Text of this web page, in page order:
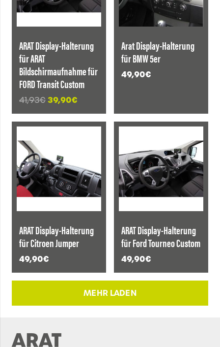
ARAT Display-Halterung
für ARAT
Bildschirmaufnahme für
FORD Transit Custom
41,93€Ursprünglicher
Preis
war:
39,90€
Preis
ist:
Arat Display-Halterung
für BMW 5er
49,90€
ARAT Display-Halterung
für Citroen Jumper
49,90€
ARAT Display-Halterung
für Ford Tourneo Custom
49,90€
MEHR LADEN
ARAT